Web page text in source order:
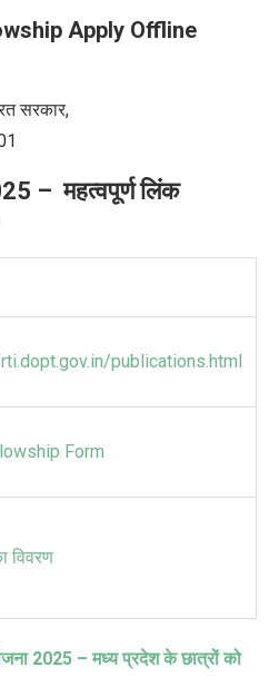
Apply Offline
सरकार,
–महत्वपूर्ण लिंक
publications.html
Form
विवरण
2025 – मध्य प्रदेश के छात्रों को